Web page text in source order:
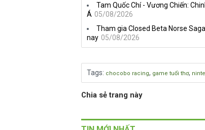
Tam Quốc Chí - Vương Chiến:
Á 05/08/2026
Tham gia Closed Beta Norse
nay 05/08/2026
Tags: chocobo racing, game tuổi thơ,
Chia sẻ trang này